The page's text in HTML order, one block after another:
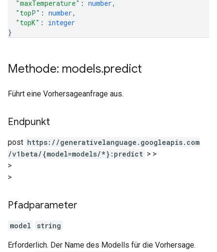
"maxTemperature" : number,
"topP" : number,
"topK" : integer
}
Methode: models.predict
Führt eine Vorhersageanfrage aus.
Endpunkt
post https: / /generativelanguage.googleapis.com
/v1beta/{model=models/*}:predict > >
>
>
Pfadparameter
model string
Erforderlich. Der Name des Modells für die Vorhersage.